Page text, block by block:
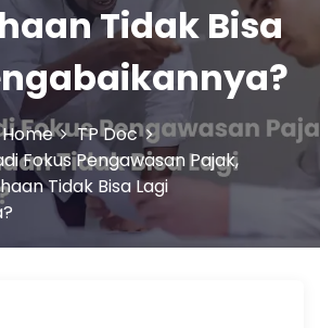
Tidak Bisa
Home
TP Doc
Fokus Pengawasan Pajak,
Tidak Bisa Lagi